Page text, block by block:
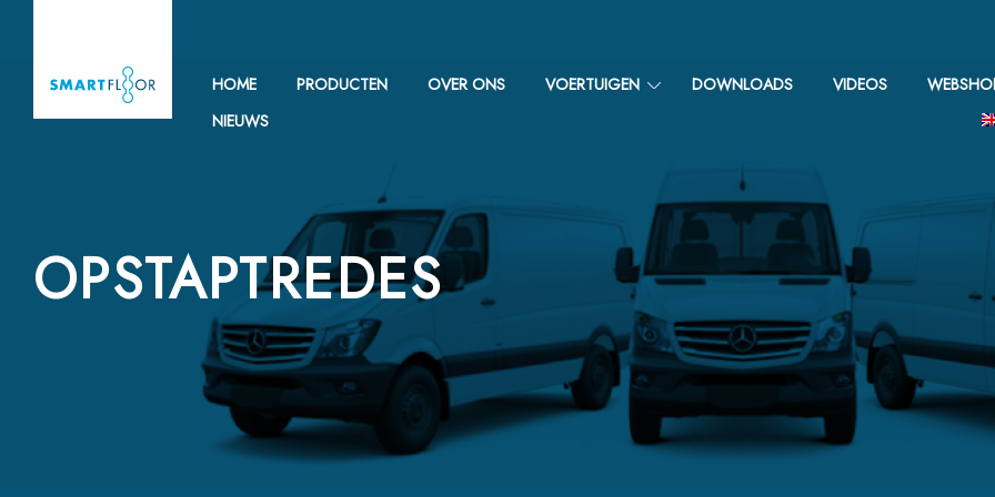
HOME PRODUCTEN OVER ONS VOERTUIGEN DOWNLOADS VIDEOS
NIEUWS
OPSTAPTREDES